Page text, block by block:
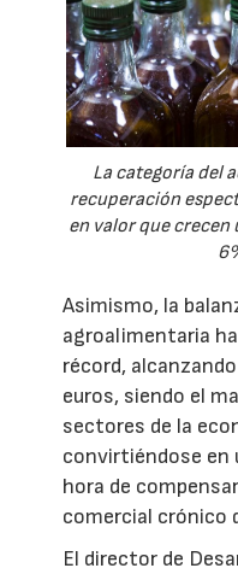
La categoría del
recuperación
en valor que crecen
Asimismo, la
agroalimentaria
récord,
euros, siendo el
sectores de la
convirtiéndose en
hora de
comercial crónico
El director de